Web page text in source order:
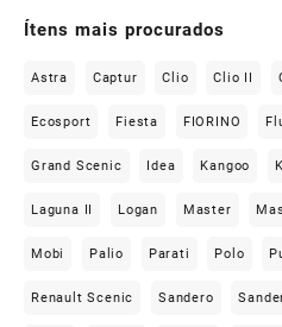
Ítens mais procurados
Astra Captur Clio Clio II
Ecosport Fiesta FIORINO
Grand Scenic Idea Kangoo
Laguna II Logan Master
Mobi Palio Parati Polo
Renault Scenic Sandero